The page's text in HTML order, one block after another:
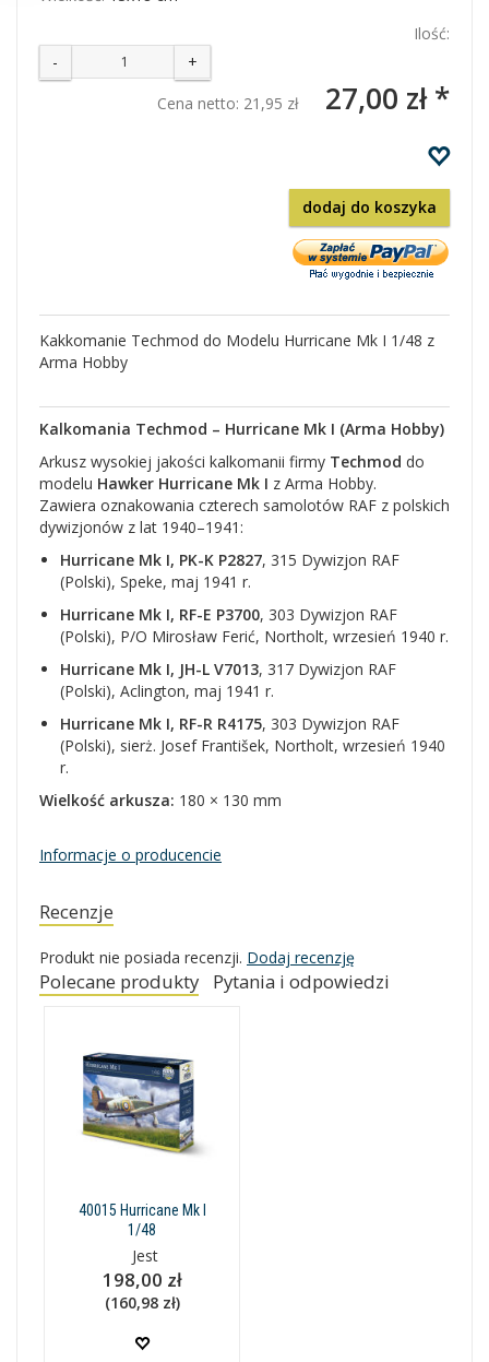
Ilość:
-
+
Cena netto: 21,95 zł 27,00 zł *
dodaj do koszyka
Kakkomanie Techmod do Modelu Hurricane Mk I 1/48 z
Arma Hobby
Kalkomania Techmod – Hurricane Mk I (Arma Hobby)
Arkusz wysokiej jakości kalkomanii firmy Techmod do
modelu Hawker Hurricane Mk I z Arma Hobby.
Zawiera oznakowania czterech samolotów RAF z polskich
dywizjonów z lat 1940–1941:
Hurricane Mk I, PK-K P2827, 315 Dywizjon RAF
(Polski), Speke, maj 1941 r.
Hurricane Mk I, RF-E P3700, 303 Dywizjon RAF
(Polski), P/O Mirosław Ferić, Northolt, wrzesień 1940 r.
Hurricane Mk I, JH-L V7013, 317 Dywizjon RAF
(Polski), Aclington, maj 1941 r.
Hurricane Mk I, RF-R R4175, 303 Dywizjon RAF
(Polski), sierż. Josef František, Northolt, wrzesień 1940
r.
Wielkość arkusza: 180 × 130 mm
Informacje o producencie
Recenzje
Produkt nie posiada recenzji. Dodaj recenzję
Polecane produkty Pytania i odpowiedzi
40015 Hurricane Mk I
1/48
Jest
198,00 zł
(160,98 zł)